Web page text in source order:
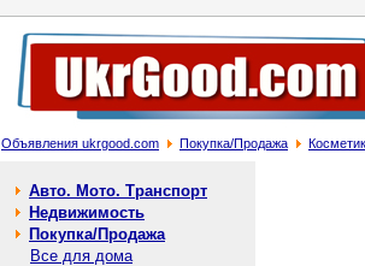
Объявления ukrgood.com Покупка/Продажа
Авто. Мото. Транспорт
Недвижимость
Покупка/Продажа
Все для дома